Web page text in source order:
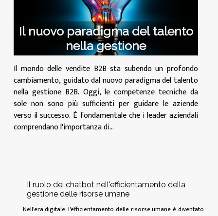
Il nuovo paradigma del talento
nella gestione
Il mondo delle vendite B2B sta subendo un profondo
cambiamento, guidato dal nuovo paradigma del talento
nella gestione B2B. Oggi, le competenze tecniche da
sole non sono più sufficienti per guidare le aziende
verso il successo. È fondamentale che i leader aziendali
comprendano l'importanza di...
Il ruolo dei chatbot nell'efficientamento della
gestione delle risorse umane
Nell'era digitale, l'efficientamento delle risorse umane è diventato